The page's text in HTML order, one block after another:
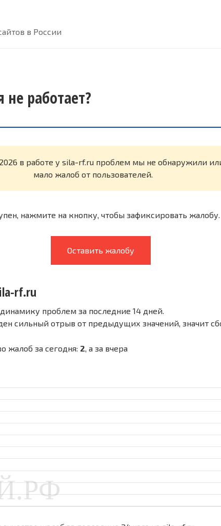
в России
работает?
2026 в работе у sila-rf.ru проблем мы не обнаружили
мало жалоб от пользователей.
нажмите на кнопку, чтобы зафиксировать жалобу.
Оставить жалобу
rf.ru
проблем за последние 14 дней.
сильный отрыв от предыдущих значений, значит
жалоб за сегодня: 2, а за вчера